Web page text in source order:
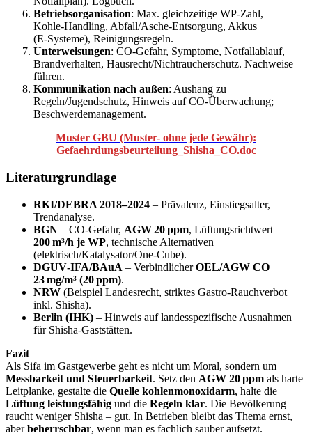
Betriebsorganisation: Max. gleichzeitige WP‑Zahl,
Kohle‑Handling, Abfall/Asche‑Entsorgung, Akkus
(E‑Systeme), Reinigungsregeln.
Unterweisungen: CO‑Gefahr, Symptome, Notfallablauf,
Brandverhalten, Hausrecht/Nichtraucherschutz. Nachweise
führen.
Kommunikation nach außen: Aushang zu
Regeln/Jugendschutz, Hinweis auf CO‑Überwachung;
Beschwerdemanagement.
Muster GBU (Muster- ohne jede Gewähr):
Gefaehrdungsbeurteilung_Shisha_CO.doc
Literaturgrundlage
RKI/DEBRA 2018–2024 – Prävalenz, Einstiegsalter,
Trendanalyse.
BGN – CO‑Gefahr, AGW 20 ppm, Lüftungsrichtwert
200 m³/h je WP, technische Alternativen
(elektrisch/Katalysator/One‑Cube).
DGUV‑IFA/BAuA – VerbindlicherOEL/AGW CO
23 mg/m³ (20 ppm).
NRW (Beispiel Landesrecht, striktes Gastro‑Rauchverbot
inkl. Shisha).
Berlin (IHK) – Hinweis auf landesspezifische Ausnahmen
für Shisha‑Gaststätten.
Fazit
Als Sifa im Gastgewerbe geht es nicht um Moral, sondern um
Messbarkeit und Steuerbarkeit. Setz den AGW 20 ppm als harte
Leitplanke, gestalte die Quelle kohlenmonoxidarm, halte die
Lüftung leistungsfähig und die Regeln klar. Die Bevölkerung
raucht weniger Shisha – gut. In Betrieben bleibt das Thema ernst,
aberbeherrschbar, wenn man es fachlich sauber aufsetzt.